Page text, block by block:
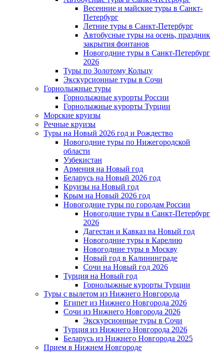
Весенние и майские туры в Санкт-
Петербург
Летние туры в Санкт-Петербург
Автобусные туры на осень, праздник
закрытия фонтанов
Новогодние туры в Санкт-Петербург
2026
Туры по Золотому Кольцу
Экскурсионные туры в Сочи
Горнолыжные туры
Горнолыжные курорты России
Горнолыжные курорты Турции
Морские круизы
Речные круизы
Туры на Новый 2026 год и Рождество
Новогодние туры по Нижегородской
области
Узбекистан
Армения на Новый год
Беларусь на Новый 2026 год
Круизы на Новый год
Крым на Новый 2026 год
Новогодние туры по городам России
Новогодние туры в Санкт-Петербург
2026
Дагестан и Кавказ на Новый год
Новогодние туры в Карелию
Новогодние туры в Москву
Новый год в Калининграде
Сочи на Новый год 2026
Турция на Новый год
Горнолыжные курорты Турции
Туры с вылетом из Нижнего Новгорода
Египет из Нижнего Новгорода 2026
Сочи из Нижнего Новгорода 2026
Экскурсионные туры в Сочи
Турция из Нижнего Новгорода 2026
Беларусь из Нижнего Новгорода 2025
Прием в Нижнем Новгороде